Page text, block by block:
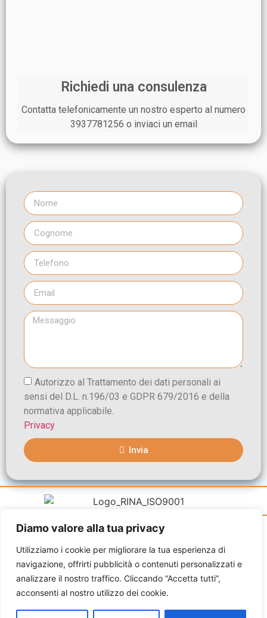
Diamo valore alla tua privacy
Utilizziamo i cookie per migliorare la tua esperienza di
navigazione, offrirti pubblicità o contenuti personalizzati e
analizzare il nostro traffico. Cliccando “Accetta tutti”,
acconsenti al nostro utilizzo dei cookie.
Richiedi una consulenza
Contatta telefonicamente un nostro esperto al numero
3937781256 o inviaci un email
Autorizzo al Trattamento dei dati personali ai
sensi del D.L. n.196/03 e GDPR 679/2016 e della
normativa applicabile.
Privacy
Invia
Vivai Federiciani di Ugo Maisto Copyright © 2020. All
Rights Reserved. Via Ripuaria n 4 80010 Villaricca (NA) P.I.
04218041210
Privacy Policy–Cookies Policy